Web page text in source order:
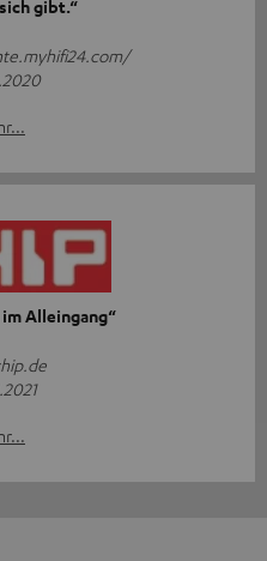
gibt.“
Alleingang“